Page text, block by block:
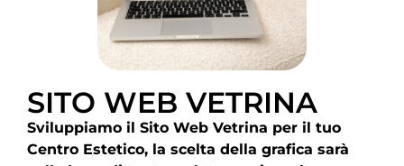
SITO WEB VETRINA
Sviluppiamo il Sito Web Vetrina per il tuo
Centro Estetico, la scelta della grafica sarà